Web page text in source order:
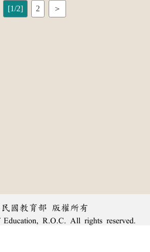
[1/2] 2 ＞
民國教育部 版權所有
R.O.C. All rights reserved.